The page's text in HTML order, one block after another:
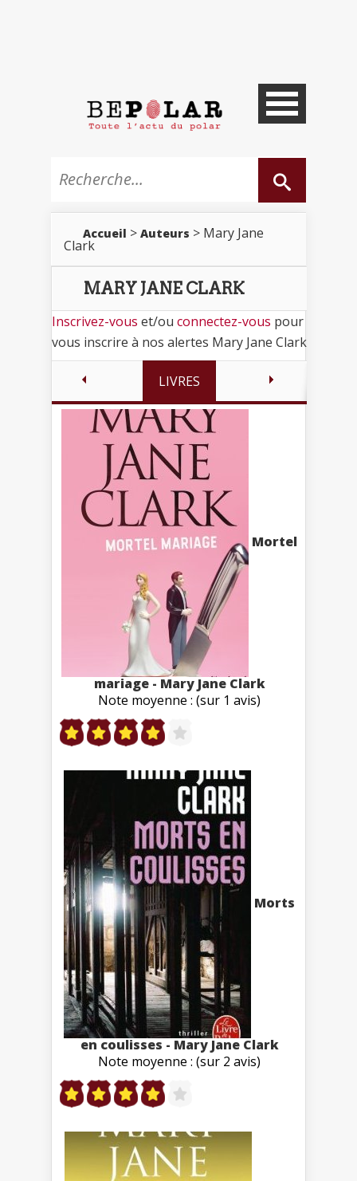
Accueil > Auteurs > Mary Jane
Clark
MARY JANE CLARK
Inscrivez-vous et/ou connectez-vous pour
vous inscrire à nos alertes Mary Jane Clark
LIVRES
Mortel
mariage - Mary Jane Clark
Note moyenne : (sur 1 avis)
Morts
en coulisses - Mary Jane Clark
Note moyenne : (sur 2 avis)